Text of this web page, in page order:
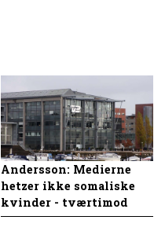
Andersson: Medierne
hetzer ikke somaliske
kvinder - tværtimod